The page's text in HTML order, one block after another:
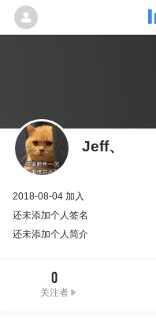
Jeff、
2018-08-04 加入
还未添加个人签名
还未添加个人简介
0
关注者